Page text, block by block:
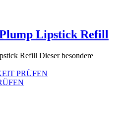
Lipstick Refill
Refill Dieser besondere
PRÜFEN